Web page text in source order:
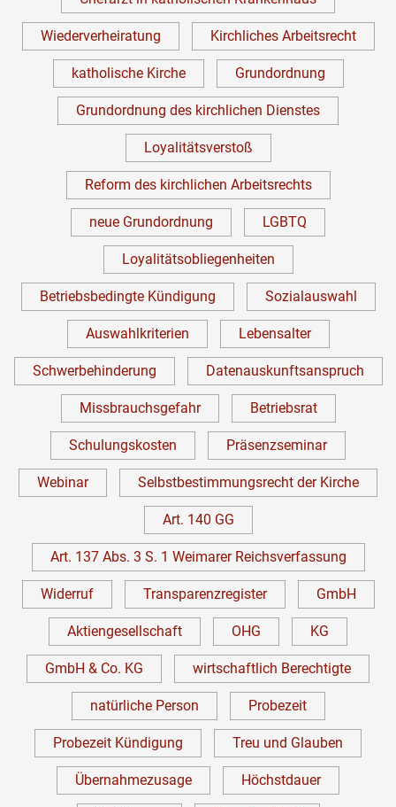
Wiederverheiratung Kirchliches Arbeitsrecht
katholische Kirche Grundordnung
Grundordnung des kirchlichen Dienstes
Loyalitätsverstoß
Reform des kirchlichen Arbeitsrechts
neue Grundordnung LGBTQ
Loyalitätsobliegenheiten
Betriebsbedingte Kündigung Sozialauswahl
Auswahlkriterien Lebensalter
Schwerbehinderung Datenauskunftsanspruch
Missbrauchsgefahr Betriebsrat
Schulungskosten Präsenzseminar
Webinar Selbstbestimmungsrecht der Kirche
Art. 140 GG
Art. 137 Abs. 3 S. 1 Weimarer Reichsverfassung
Widerruf Transparenzregister GmbH
Aktiengesellschaft OHG KG
GmbH & Co. KG wirtschaftlich Berechtigte
natürliche Person Probezeit
Probezeit Kündigung Treu und Glauben
Übernahmezusage Höchstdauer